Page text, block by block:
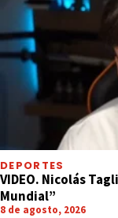
DEPORTES
VIDEO. Nicolás
Mundial”
8 de agosto, 2026